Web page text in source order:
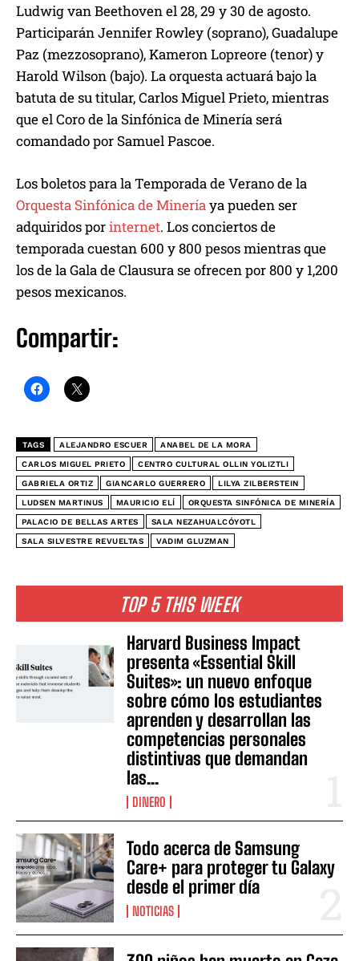
TOP 5 THIS WEEK
Harvard Business Impact
presenta «Essential Skill
Suites»: un nuevo enfoque
sobre cómo los estudiantes
aprenden y desarrollan las
competencias personales
distintivas que demandan
las...
DINERO
Todo acerca de Samsung
Care+ para proteger tu Galaxy
desde el primer día
NOTICIAS
Ludwig van Beethoven el 28, 29 y 30 de agosto.
Participarán Jennifer Rowley (soprano), Guadalupe
Paz (mezzosoprano), Kameron Lopreore (tenor) y
Harold Wilson (bajo). La orquesta actuará bajo la
batuta de su titular, Carlos Miguel Prieto, mientras
que el Coro de la Sinfónica de Minería será
comandado por Samuel Pascoe.
Los boletos para la Temporada de Verano de la
Orquesta Sinfónica de Mineríaya pueden ser
adquiridos porinternet. Los conciertos de
temporada cuestan 600 y 800 pesos mientras que
los de la Gala de Clausura se ofrecen por 800 y 1,200
pesos mexicanos.
Compartir:
TAGS ALEJANDRO ESCUER ANABEL DE LA MORA
CARLOS MIGUEL PRIETO CENTRO CULTURAL OLLIN YOLIZTLI
GABRIELA ORTIZ GIANCARLO GUERRERO LILYA ZILBERSTEIN
LUDSEN MARTINUS MAURICIO ELÍ ORQUESTA SINFÓNICA DE MINERÍA
PALACIO DE BELLAS ARTES SALA NEZAHUALCÓYOTL
SALA SILVESTRE REVUELTAS VADIM GLUZMAN